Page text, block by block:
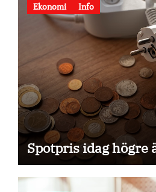
Ekonomi Info
Spotpris idag högre